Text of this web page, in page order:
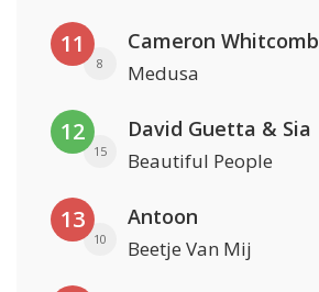
11
8
Cameron Whitcomb
Medusa
12
15
David Guetta & Sia
Beautiful People
13
10
Antoon
Beetje Van Mij